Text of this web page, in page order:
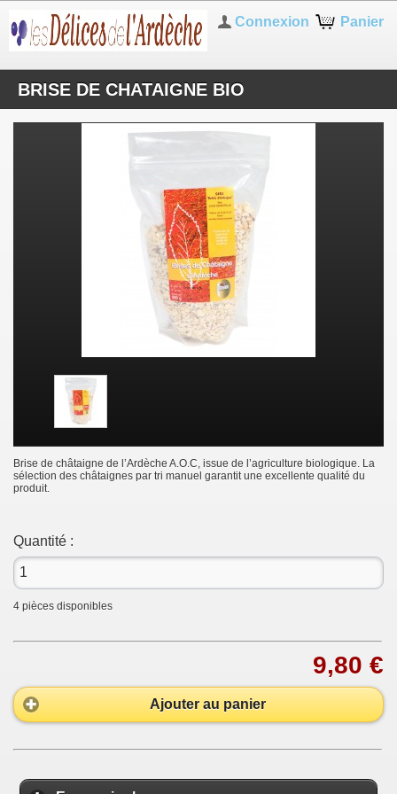
Panier
Connexion
BRISE DE CHATAIGNE BIO
Brise de châtaigne de l’Ardèche A.O.C, issue de l’agriculture biologique. La
sélection des châtaignes par tri manuel garantit une excellente qualité du
produit.
Quantité :
4 pièces disponibles
9,80 €
Ajouter au panier